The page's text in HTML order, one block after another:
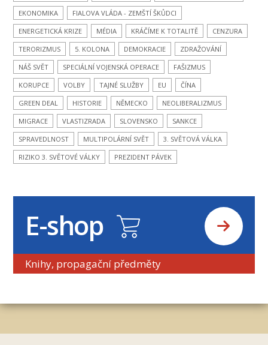
EKONOMIKA
FIALOVA VLÁDA - ZEMŠTÍ ŠKŮDCI
ENERGETICKÁ KRIZE
MÉDIA KRÁČÍME K TOTALITĚ
CENZURA
TERORIZMUS
5. KOLONA DEMOKRACIE
ZDRAŽOVÁNÍ
NÁŠ SVĚT
SPECIÁLNÍ VOJENSKÁ OPERACE
FAŠIZMUS
KORUPCE
VOLBY TAJNÉ SLUŽBY EU
ČÍNA
GREEN DEAL
HISTORIE NĚMECKO
NEOLIBERALIZMUS
MIGRACE
VLASTIZRADA SLOVENSKO
SANKCE
SPRAVEDLNOST
MULTIPOLÁRNÍ SVĚT
3. SVĚTOVÁ VÁLKA
RIZIKO 3. SVĚTOVÉ VÁLKY
PREZIDENT PÁVEK
E-shop
Knihy, propagační předměty